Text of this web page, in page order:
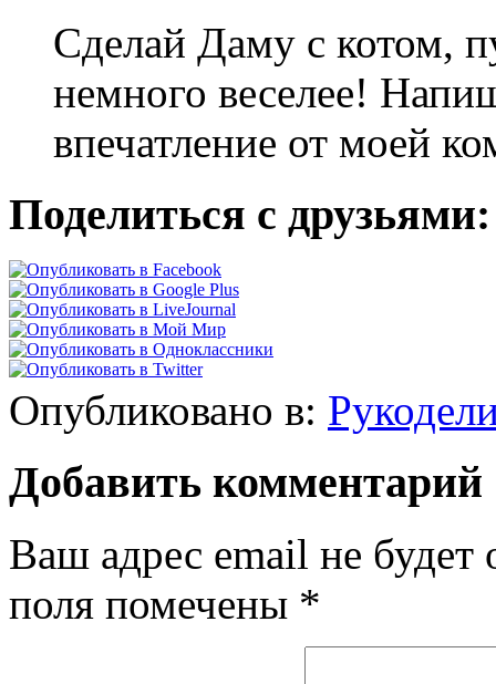
Сделай Даму с котом,
немного веселее!
впечатление от моей
Поделиться с друзьями:
Опубликовано в:
Добавить комментарий
Ваш адрес email не будет
поля помечены *